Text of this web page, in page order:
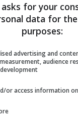
for your
data for
purposes:
advertising and
audience
or access information